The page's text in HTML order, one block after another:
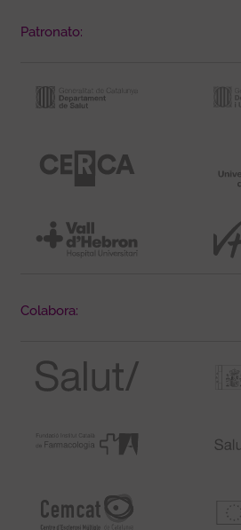
Patronato:
Colabora: